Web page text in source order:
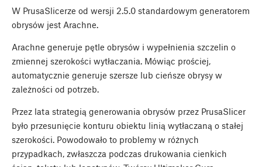
W PrusaSlicerze od wersji 2.5.0 standardowym generatorem
obrysów jest Arachne.
Arachne generuje pętle obrysów i wypełnienia szczelin o
zmiennej szerokości wytłaczania. Mówiąc prościej,
automatycznie generuje szersze lub cieńsze obrysy w
zależności od potrzeb.
Przez lata strategią generowania obrysów przez PrusaSlicer
było przesunięcie konturu obiektu linią wytłaczaną o stałej
szerokości. Powodowało to problemy w różnych
przypadkach, zwłaszcza podczas drukowania cienkich